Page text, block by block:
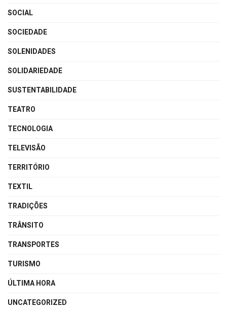
SOCIAL
SOCIEDADE
SOLENIDADES
SOLIDARIEDADE
SUSTENTABILIDADE
TEATRO
TECNOLOGIA
TELEVISÃO
TERRITÓRIO
TEXTIL
TRADIÇÕES
TRÂNSITO
TRANSPORTES
TURISMO
ÚLTIMA HORA
UNCATEGORIZED